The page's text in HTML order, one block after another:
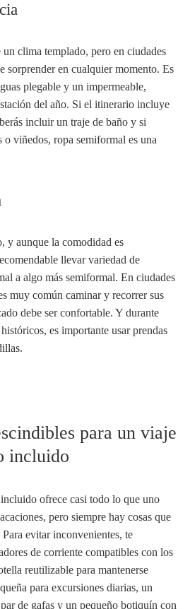
clima templado, pero en ciudades
sorprender en cualquier momento. Es
plegable y un impermeable,
del año. Si el itinerario incluye
incluir un traje de baño y si
o viñedos, ropa semiformal es una
y aunque la comodidad es
llevar variedad de
a algo más semiformal. En ciudades
muy común caminar y recorrer sus
debe ser confortable. Y durante
es importante usar prendas
para un viaje
incluido
ofrece casi todo lo que uno
pero siempre hay cosas que
evitar inconvenientes, te
de corriente compatibles con los
reutilizable para mantenerse
para excursiones diarias, un
de gafas y un pequeño botiquín con